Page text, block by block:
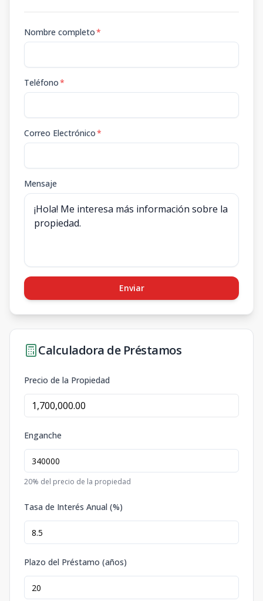
Nombre completo*
Teléfono*
Correo Electrónico*
Mensaje
Enviar
Calculadora de Préstamos
Precio de la Propiedad
Enganche
20% del precio de la propiedad
Tasa de Interés Anual (%)
Plazo del Préstamo (años)